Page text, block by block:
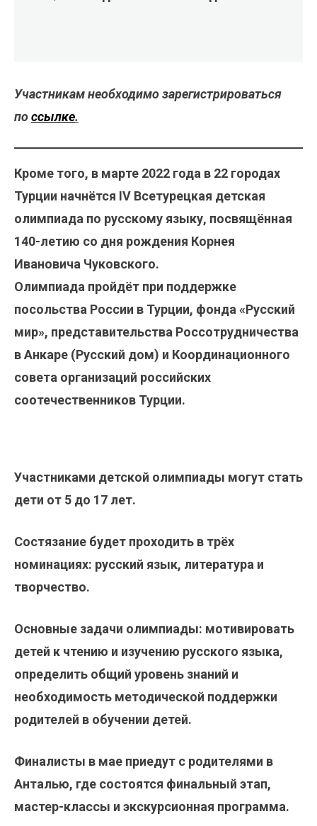
Участникам необходимо зарегистрироваться
поссылке.
Кроме того, в марте 2022 года в 22 городах
Турции начнётся IV Всетурецкая детская
олимпиада по русскому языку, посвящённая
140-летию со дня рождения Корнея
Ивановича Чуковского.
Олимпиада пройдёт при поддержке
посольства России в Турции, фонда «Русский
мир», представительства Россотрудничества
в Анкаре (Русский дом) и Координационного
совета организаций российских
соотечественников Турции.
Участниками детской олимпиады могут стать
дети от 5 до 17 лет.
Состязание будет проходить в трёх
номинациях: русский язык, литература и
творчество.
Основные задачи олимпиады: мотивировать
детей к чтению и изучению русского языка,
определить общий уровень знаний и
необходимость методической поддержки
родителей в обучении детей.
Финалисты в мае приедут с родителями в
Анталью, где состоятся финальный этап,
мастер-классы и экскурсионная программа.